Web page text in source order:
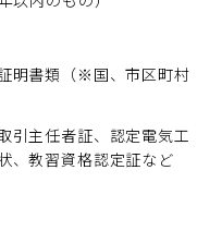
明書類（※国、市区町村
引主任者証、認定電気工
、教習資格認定証など